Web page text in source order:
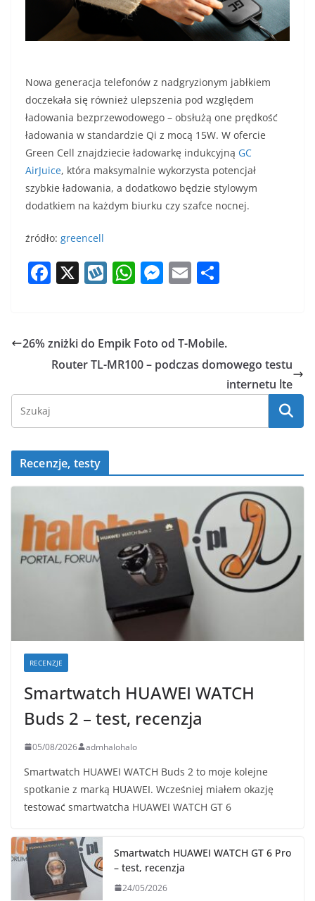
Nowa generacja telefonów z nadgryzionym jabłkiem
doczekała się również ulepszenia pod względem
ładowania bezprzewodowego – obsłużą one prędkość
ładowania w standardzie Qi z mocą 15W. W ofercie
Green Cell znajdziecie ładowarkę indukcyjną GC
AirJuice, która maksymalnie wykorzysta potencjał
szybkie ładowania, a dodatkowo będzie stylowym
dodatkiem na każdym biurku czy szafce nocnej.
źródło: greencell
F
e
b
k
X W
o
p
W
s
A
M
e
n
E
l e
26% zniżki do Empik Foto od T-Mobile.
Router TL-MR100 – podczas domowego testu
internetu lte
Recenzje, testy
RECENZJE
Smartwatch HUAWEI WATCH
Buds 2 – test, recenzja
05/08/2026 admhalohalo
Smartwatch HUAWEI WATCH Buds 2 to moje kolejne
spotkanie z marką HUAWEI. Wcześniej miałem okazję
testować smartwatcha HUAWEI WATCH GT 6
Smartwatch HUAWEI WATCH GT 6 Pro
– test, recenzja
24/05/2026